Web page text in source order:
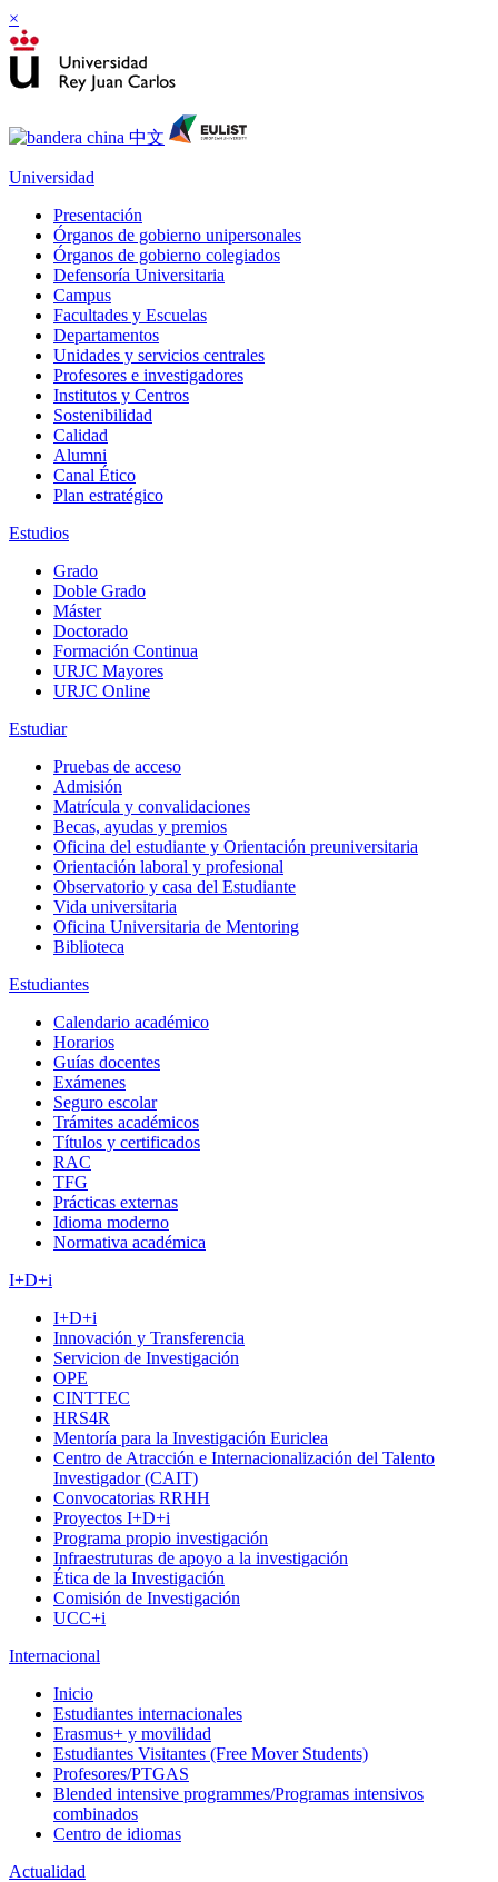
×
Universidad
Presentación
Órganos de gobierno unipersonales
Órganos de gobierno colegiados
Defensoría Universitaria
Campus
Facultades y Escuelas
Departamentos
Unidades y servicios centrales
Profesores e investigadores
Institutos y Centros
Sostenibilidad
Calidad
Alumni
Canal Ético
Plan estratégico
Estudios
Grado
Doble Grado
Máster
Doctorado
Formación Continua
URJC Mayores
URJC Online
Estudiar
Pruebas de acceso
Admisión
Matrícula y convalidaciones
Becas, ayudas y premios
Oficina del estudiante y Orientación preuniversitaria
Orientación laboral y profesional
Observatorio y casa del Estudiante
Vida universitaria
Oficina Universitaria de Mentoring
Biblioteca
Estudiantes
Calendario académico
Horarios
Guías docentes
Exámenes
Seguro escolar
Trámites académicos
Títulos y certificados
RAC
TFG
Prácticas externas
Idioma moderno
Normativa académica
I+D+i
I+D+i
Innovación y Transferencia
Servicion de Investigación
OPE
CINTTEC
HRS4R
Mentoría para la Investigación Euriclea
Centro de Atracción e Internacionalización del Talento
Investigador (CAIT)
Convocatorias RRHH
Proyectos I+D+i
Programa propio investigación
Infraestruturas de apoyo a la investigación
Ética de la Investigación
Comisión de Investigación
UCC+i
Internacional
Inicio
Estudiantes internacionales
Erasmus+ y movilidad
Estudiantes Visitantes (Free Mover Students)
Profesores/PTGAS
Blended intensive programmes/Programas intensivos
combinados
Centro de idiomas
Actualidad